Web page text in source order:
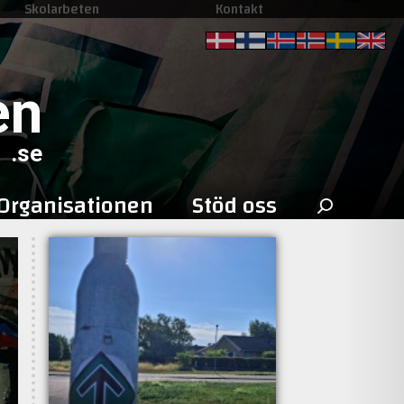
Skolarbeten Kontakt
.se
Stöd oss Sök
efter: